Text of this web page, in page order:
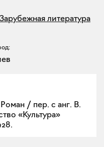
Зарубежная литература
/ пер. с анг. В.
«Культура»